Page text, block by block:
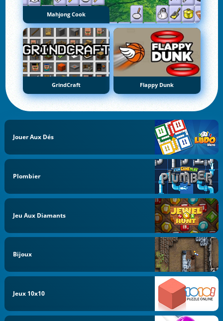
Mahjong Cook
GrindCraft Flappy Dunk
Jouer Aux Dés
Plombier
Jeu Aux Diamants
Bijoux
Jeux 10x10